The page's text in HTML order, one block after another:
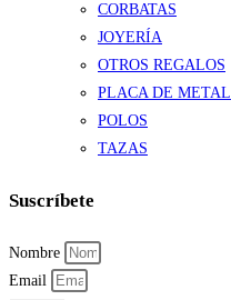
CORBATAS
JOYERÍA
OTROS REGALOS
PLACA DE METAL
POLOS
TAZAS
Suscríbete
Nombre
Email